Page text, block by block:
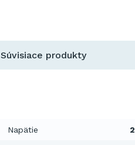
Súvisiace produkty
Napätie